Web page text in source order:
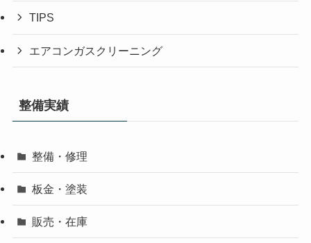
TIPS
エアコンガスクリーニング
整備実績
整備・修理
板金・塗装
販売・在庫